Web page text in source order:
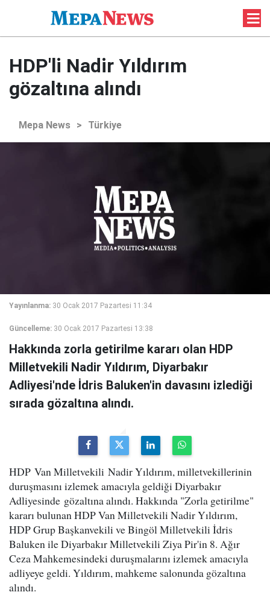
HDP'li Nadir Yıldırım
gözaltına alındı
Mepa News > Türkiye
Yayınlanma: 30 Ocak 2017 Pazartesi 11:34
Güncelleme: 30 Ocak 2017 Pazartesi 13:38
Hakkında zorla getirilme kararı olan HDP
Milletvekili Nadir Yıldırım, Diyarbakır
Adliyesi'nde İdris Baluken'in davasını izlediği
sırada gözaltına alındı.
HDP Van Milletvekili Nadir Yıldırım, milletvekillerinin
duruşmasını izlemek amacıyla geldiği Diyarbakır
Adliyesinde gözaltına alındı. Hakkında "Zorla getirilme"
kararı bulunan HDP Van Milletvekili Nadir Yıldırım,
HDP Grup Başkanvekili ve Bingöl Milletvekili İdris
Baluken ile Diyarbakır Milletvekili Ziya Pir'in 8. Ağır
Ceza Mahkemesindeki duruşmalarını izlemek amacıyla
adliyeye geldi. Yıldırım, mahkeme salonunda gözaltına
alındı.